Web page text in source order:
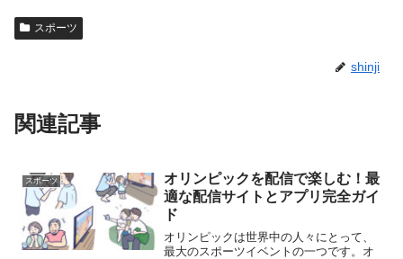
スポーツ
shinji
関連記事
スポーツ
オリンピックを配信で楽しむ！最
適な配信サイトとアプリ完全ガイ
ド
オリンピックは世界中の人々にとって、
最大のスポーツイベントの一つです。オ